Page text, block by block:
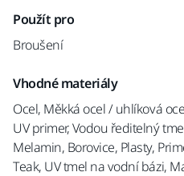
Použít pro
Broušení
Vhodné materiály
Ocel, Měkká ocel / uhlíková
UV primer, Vodou ředitelný
Melamin, Borovice, Plasty,
Teak, UV tmel na vodní bázi,